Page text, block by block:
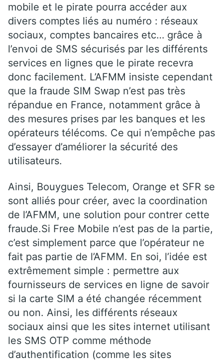
mobile et le pirate pourra accéder aux
divers comptes liés au numéro : réseaux
sociaux, comptes bancaires etc… grâce à
l’envoi de SMS sécurisés par les différents
services en lignes que le pirate recevra
donc facilement. L’AFMM insiste cependant
que la fraude SIM Swap n’est pas très
répandue en France, notamment grâce à
des mesures prises par les banques et les
opérateurs télécoms. Ce qui n’empêche pas
d’essayer d’améliorer la sécurité des
utilisateurs.
Ainsi, Bouygues Telecom, Orange et SFR se
sont alliés pour créer, avec la coordination
de l’AFMM, une solution pour contrer cette
fraude.Si Free Mobile n’est pas de la partie,
c’est simplement parce que l’opérateur ne
fait pas partie de l’AFMM. En soi, l’idée est
extrêmement simple : permettre aux
fournisseurs de services en ligne de savoir
si la carte SIM a été changée récemment
ou non. Ainsi, les différents réseaux
sociaux ainsi que les sites internet utilisant
les SMS OTP comme méthode
d’authentification (comme les sites